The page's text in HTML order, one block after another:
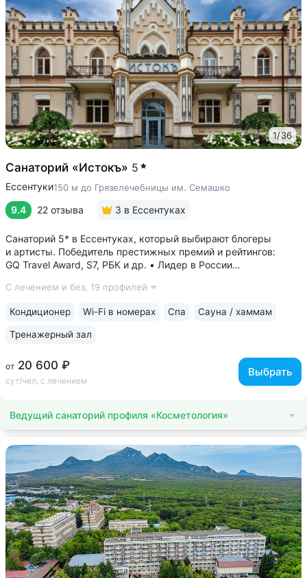
1/36
Санаторий «Истокъ» 5
Ессентуки150 м до Грязелечебницы им. Семашко
9.4 22 отзыва 3 в Ессентуках
Санаторий 5* в Ессентуках, который выбирают блогеры
и артисты. Победитель престижных премий и рейтингов:
GQ Travel Award, S7, РБК и др. • Лидер в России
целлюлита и вен «Эндосфера», коррекция фигуры Tesla
С лечением и без, 19 профилей
от 20 600 ₽
сут/чел, с лечением
Выбрать
Кондиционер Wi-Fi в номерах Спа Сауна / хаммам
Тренажерный зал
Ведущий санаторий профиля «Косметология»